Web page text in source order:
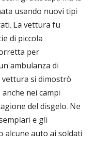
usando nuovi tipi
La vettura fu
di piccola
per
di
si dimostrò
nei campi
del disgelo. Ne
e gli
alcune auto ai soldati